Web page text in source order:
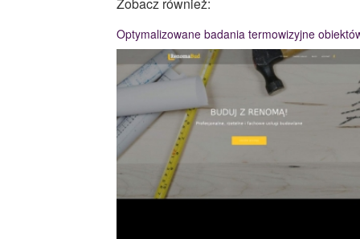
Optymalizowane badania termowizyjne